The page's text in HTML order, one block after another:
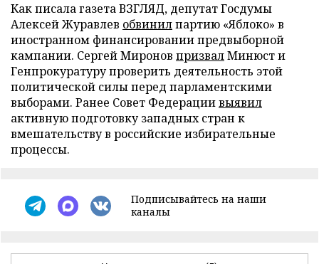
Как писала газета ВЗГЛЯД, депутат Госдумы
Алексей Журавлев обвинилпартию «Яблоко» в
иностранном финансировании предвыборной
кампании. Сергей Миронов призвалМинюст и
Генпрокуратуру проверить деятельность этой
политической силы перед парламентскими
выборами. Ранее Совет Федерациивыявил
активную подготовку западных стран к
вмешательству в российские избирательные
процессы.
Подписывайтесь на наши
каналы